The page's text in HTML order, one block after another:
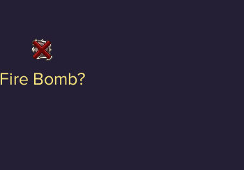
Fire Bomb?